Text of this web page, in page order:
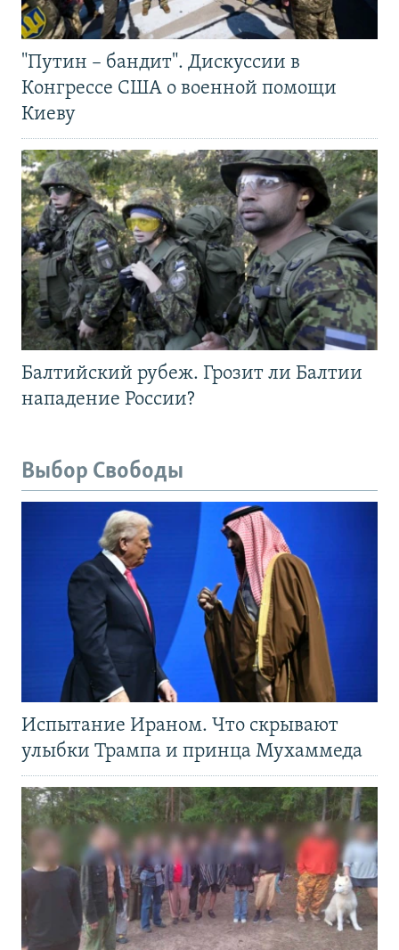
"Путин – бандит". Дискуссии в
Конгрессе США о военной помощи
Киеву
Балтийский рубеж. Грозит ли Балтии
нападение России?
Выбор Свободы
Испытание Ираном. Что скрывают
улыбки Трампа и принца Мухаммеда